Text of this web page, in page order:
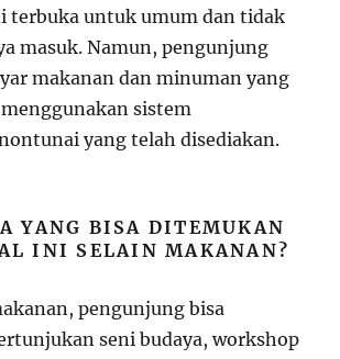
terbuka untuk umum dan tidak
masuk. Namun, pengunjung
makanan dan minuman yang
sistem
yang telah disediakan.
YANG BISA DITEMUKAN
INI SELAIN MAKANAN?
pengunjung bisa
seni budaya, workshop